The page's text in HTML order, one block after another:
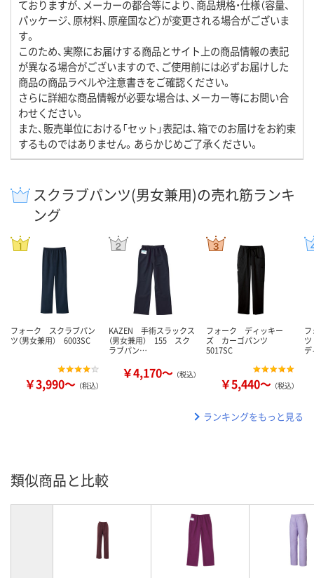
ておりますが、メーカーの都合等により、商品規格・仕様（容量、
パッケージ、原材料、原産国など）が変更される場合がございま
す。
このため、実際にお届けする商品とサイト上の商品情報の表記
が異なる場合がございますので、ご使用前には必ずお届けした
商品の商品ラベルや注意書きをご確認ください。
さらに詳細な商品情報が必要な場合は、メーカー等にお問い合
わせください。
また、販売単位における「セット」表記は、箱でのお届けをお約束
するものではありません。あらかじめご了承ください。
スクラブパンツ(男女兼用)の売れ筋ランキ
ング
フォーク スクラブパン
ツ（男女兼用） 6003SC
￥3,990～ （税込）
KAZEN 手術スラックス
（男女兼用） 155 スク
ラブパン…
￥4,170～ （税込）
フォーク ディッキー
ズ カーゴパンツ
5017SC
￥5,440～ （税込）
ランキングをもっと見る
類似商品と比較